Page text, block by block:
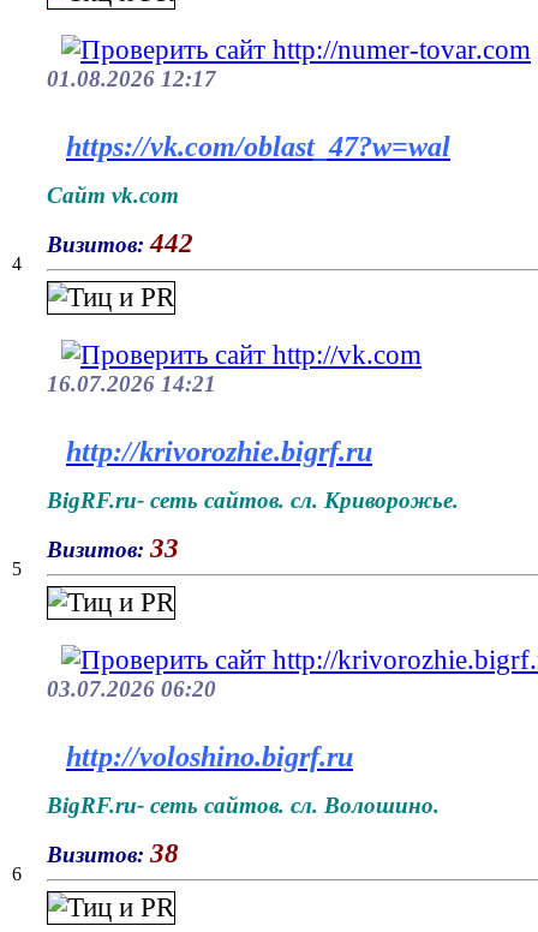
01.08.2026 12:17
4
https://vk.com/oblast_47?w=wal
Сайт vk.com
Визитов: 442
16.07.2026 14:21
5
http://krivorozhie.bigrf.ru
BigRF.ru- сеть сайтов. сл. Криворожье.
Визитов: 33
03.07.2026 06:20
6
http://voloshino.bigrf.ru
BigRF.ru- сеть сайтов. сл. Волошино.
Визитов: 38